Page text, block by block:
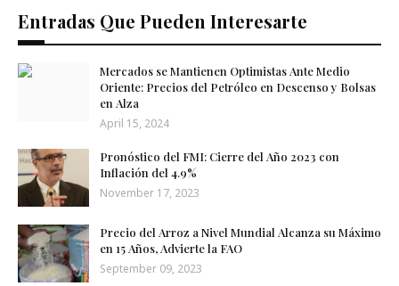
Entradas Que Pueden Interesarte
Mercados se Mantienen Optimistas Ante Medio
Oriente: Precios del Petróleo en Descenso y Bolsas
en Alza
April 15, 2024
Pronóstico del FMI: Cierre del Año 2023 con
Inflación del 4.9%
November 17, 2023
Precio del Arroz a Nivel Mundial Alcanza su Máximo
en 15 Años, Advierte la FAO
September 09, 2023